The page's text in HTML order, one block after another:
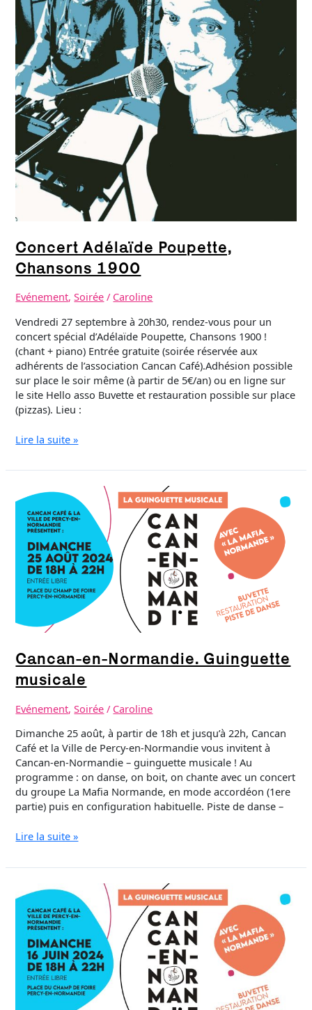
Concert Adélaïde Poupette,
Chansons 1900
Evénement,Soirée / Caroline
Vendredi 27 septembre à 20h30, rendez-vous pour un
concert spécial d’Adélaïde Poupette, Chansons 1900 !
(chant + piano) Entrée gratuite (soirée réservée aux
adhérents de l’association Cancan Café).Adhésion possible
sur place le soir même (à partir de 5€/an) ou en ligne sur
le site Hello asso Buvette et restauration possible sur place
(pizzas). Lieu :
Lire la suite »
Cancan-en-Normandie. Guinguette
musicale
Evénement,Soirée / Caroline
Dimanche 25 août, à partir de 18h et jusqu’à 22h, Cancan
Café et la Ville de Percy-en-Normandie vous invitent à
Cancan-en-Normandie – guinguette musicale ! Au
programme : on danse, on boit, on chante avec un concert
du groupe La Mafia Normande, en mode accordéon (1ere
partie) puis en configuration habituelle. Piste de danse –
Cancan-
Normandie.
Guinguette
musicale
Lire la suite »
[REPORTÉ]
Cancan-
en-
Normandie.
Guinguette
musicale